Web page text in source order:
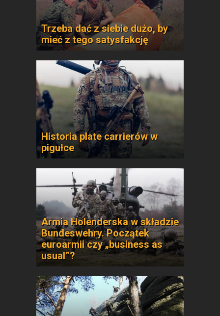
Trzeba dać z siebie dużo, by
mieć z tego satysfakcję
Historia plate carrierów w
pigułce
Armia Holenderska w składzie
Bundeswehry. Początek
euroarmii czy „business as
usual”?